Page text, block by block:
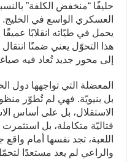
حليفًا “منخفض الكلفة”
العسكري الواسع في الخليج.
يحمل في طيّاته انقلابًا
هذا التحوّل يعني ضمنًا
إلى محور جديد تُعاد فيه
المعضلة التي تواجهها دول
بل بنيويّة. فهي لم تُطوّر
الاستقلال، بل على أساس
قتاليّة متكاملة، بل
اللعبة، تجد نفسها أمام
والراعي لم يعد مستعدًا